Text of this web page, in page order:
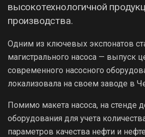
высокотехнологичной
производства.
Одним из ключевых экспонатов
магистрального насоса — выпуск
современного насосного
локализовала на своем заводе в
Помимо макета насоса, на стенде
оборудования для учета
параметров качества нефти и